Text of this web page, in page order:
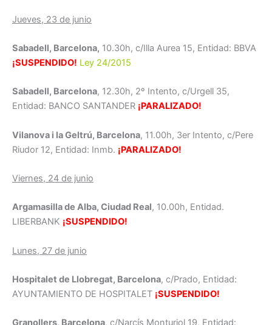
Jueves, 23 de junio
Sabadell, Barcelona, 10.30h, c/Illa Aurea 15, Entidad: BBVA
¡SUSPENDIDO! Ley 24/2015
Sabadell, Barcelona, 12.30h, 2º Intento, c/Urgell 35,
Entidad: BANCO SANTANDER ¡PARALIZADO!
Vilanova i la Geltrú, Barcelona, 11.00h, 3er Intento, c/Pere
Riudor 12, Entidad: Inmb. ¡PARALIZADO!
Viernes, 24 de junio
Argamasilla de Alba, Ciudad Real, 10.00h, Entidad.
LIBERBANK ¡SUSPENDIDO!
Lunes, 27 de junio
Hospitalet de Llobregat, Barcelona, c/Prado, Entidad:
AYUNTAMIENTO DE HOSPITALET ¡SUSPENDIDO!
Granollers, Barcelona, c/Narcís Monturiol 19, Entidad: